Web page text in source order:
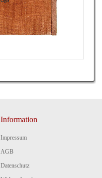
Information
Impressum
AGB
Datenschutz